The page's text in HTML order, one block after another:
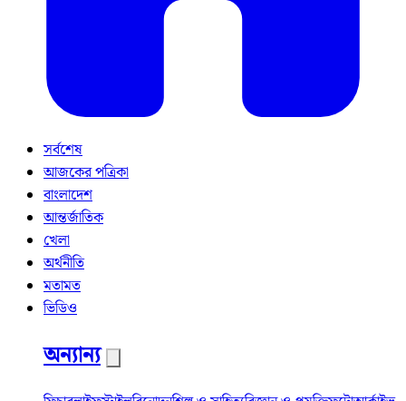
সর্বশেষ
আজকের পত্রিকা
বাংলাদেশ
আন্তর্জাতিক
খেলা
অর্থনীতি
মতামত
ভিডিও
অন্যান্য